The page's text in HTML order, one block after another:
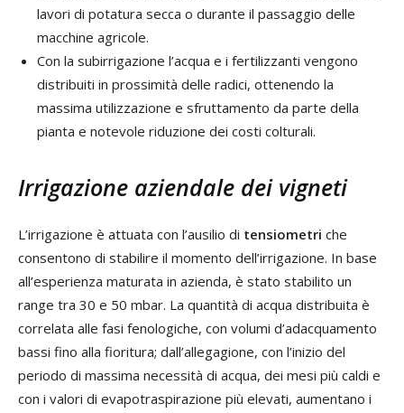
lavori di potatura secca o durante il passaggio delle
macchine agricole.
Con la subirrigazione l’acqua e i fertilizzanti vengono
distribuiti in prossimità delle radici, ottenendo la
massima utilizzazione e sfruttamento da parte della
pianta e notevole riduzione dei costi colturali.
Irrigazione aziendale dei vigneti
L’irrigazione è attuata con l’ausilio di tensiometri che
consentono di stabilire il momento dell’irrigazione. In base
all’esperienza maturata in azienda, è stato stabilito un
range tra 30 e 50 mbar. La quantità di acqua distribuita è
correlata alle fasi fenologiche, con volumi d’adacquamento
bassi fino alla fioritura; dall’allegagione, con l’inizio del
periodo di massima necessità di acqua, dei mesi più caldi e
con i valori di evapotraspirazione più elevati, aumentano i